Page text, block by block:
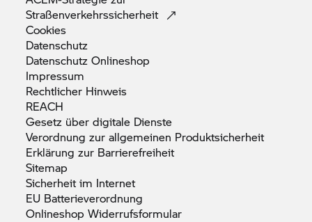
Straßenverkehrssicherheit
Cookies
Datenschutz
DatenschutzOnlineshop
Impressum
Rechtlicher Hinweis
REACH
Gesetz über digitale Dienste
Verordnung zur allgemeinen Produktsicherheit
Erklärung zur Barrierefreiheit
Sitemap
Sicherheit im Internet
EU Batterieverordnung
OnlineshopWiderrufsformular